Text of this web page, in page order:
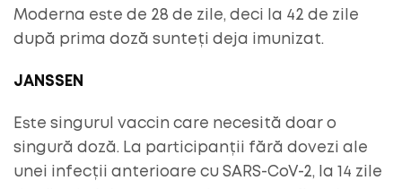
Moderna este de 28 de zile, deci la 42 de zile
după prima doză sunteți deja imunizat.
JANSSEN
Este singurul vaccin care necesită doar o
singură doză. La participanții fără dovezi ale
unei infecții anterioare cu SARS-CoV-2, la 14 zile